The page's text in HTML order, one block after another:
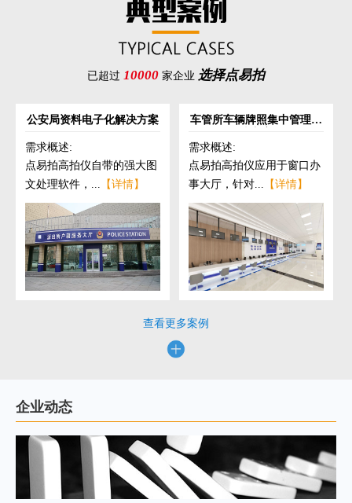
已超过 10000 家企业 选择点易拍
公安局资料电子化解决方案
需求概述:
点易拍高拍仪自带的强大图
文处理软件，... 【详情】
车管所车辆牌照集中管理解
需求概述:
点易拍高拍仪应用于窗口办
事大厅，针对... 【详情】
查看更多案例
企业动态